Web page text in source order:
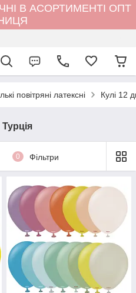
В АСОРТИМЕНТІ ОПТ
повітряні латексні Кулі 12
0 Фільтри